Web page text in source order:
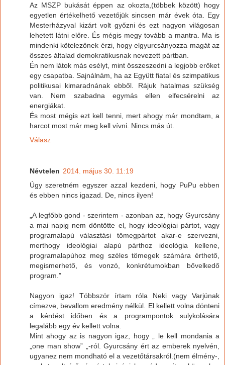
Az MSZP bukását éppen az okozta,(többek között) hogy
egyetlen értékelhető vezetőjük sincsen már évek óta. Egy
Mesterházyval kizárt volt győzni és ezt nagyon világosan
lehetett látni előre. És mégis megy tovább a mantra. Ma is
mindenki kötelezőnek érzi, hogy elgyurcsányozza magát az
összes általad demokratikusnak nevezett pártban.
Én nem látok más esélyt, mint összeszedni a legjobb erőket
egy csapatba. Sajnálnám, ha az Együtt fiatal és szimpatikus
politikusai kimaradnának ebből. Rájuk hatalmas szükség
van. Nem szabadna egymás ellen elfecsérelni az
energiákat.
És most mégis ezt kell tenni, mert ahogy már mondtam, a
harcot most már meg kell vívni. Nincs más út.
Válasz
Névtelen 2014. május 30. 11:19
Úgy szeretném egyszer azzal kezdeni, hogy PuPu ebben
és ebben nincs igazad. De, nincs ilyen!
„A legfőbb gond - szerintem - azonban az, hogy Gyurcsány
a mai napig nem döntötte el, hogy ideológiai pártot, vagy
programalapú választási tömegpártot akar-e szervezni,
merthogy ideológiai alapú párthoz ideológia kellene,
programalapúhoz meg széles tömegek számára érthető,
megismerhető, és vonzó, konkrétumokban bővelkedő
program.”
Nagyon igaz! Többször írtam róla Neki vagy Varjúnak
címezve, bevallom eredmény nélkül. El kellett volna dönteni
a kérdést időben és a programpontok sulykolására
legalább egy év kellett volna.
Mint ahogy az is nagyon igaz, hogy „ le kell mondania a
„one man show” „-ról. Gyurcsány ért az emberek nyelvén,
ugyanez nem mondható el a vezetőtársakról.(nem élmény-,